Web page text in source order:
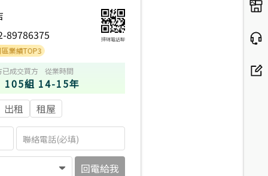
89786375 掃碼電話聊
已成交買方
105組
從業時間
14-15年
出租 租屋
回電給我